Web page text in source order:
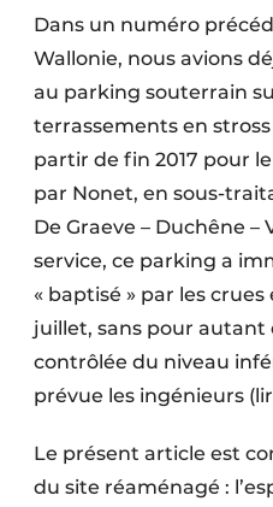
Dans un numéro
Wallonie, nous avions
au parking souterrain
terrassements en
partir de fin 2017 pour
par Nonet, en sous-
De Graeve – Duchêne –
service, ce parking a
« baptisé » par les
juillet, sans pour autant
contrôlée du niveau
prévue les ingénieurs
Le présent article est
du site réaménagé :